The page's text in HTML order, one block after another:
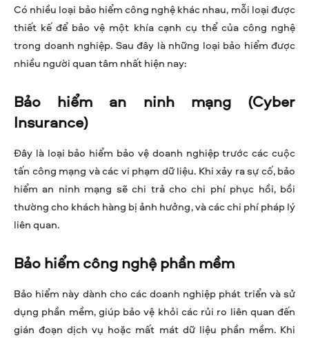
Có nhiều loại bảo hiểm công nghệ khác nhau, mỗi loại được
thiết kế để bảo vệ một khía cạnh cụ thể của công nghệ
trong doanh nghiệp. Sau đây là những loại bảo hiểm được
nhiều người quan tâm nhất hiện nay:
Bảo hiểm an ninh mạng (Cyber
Insurance)
Đây là loại bảo hiểm bảo vệ doanh nghiệp trước các cuộc
tấn công mạng và các vi phạm dữ liệu. Khi xảy ra sự cố, bảo
hiểm an ninh mạng sẽ chi trả cho chi phí phục hồi, bồi
thường cho khách hàng bị ảnh hưởng, và các chi phí pháp lý
liên quan.
Bảo hiểm công nghệ phần mềm
Bảo hiểm này dành cho các doanh nghiệp phát triển và sử
dụng phần mềm, giúp bảo vệ khỏi các rủi ro liên quan đến
gián đoạn dịch vụ hoặc mất mát dữ liệu phần mềm. Khi